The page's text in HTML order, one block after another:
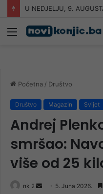
Meni
Početna / Društvo
Društvo Magazin Svijet
Andrej
smršao:
više od 25
nk 2
Send 5. Juna 2026.